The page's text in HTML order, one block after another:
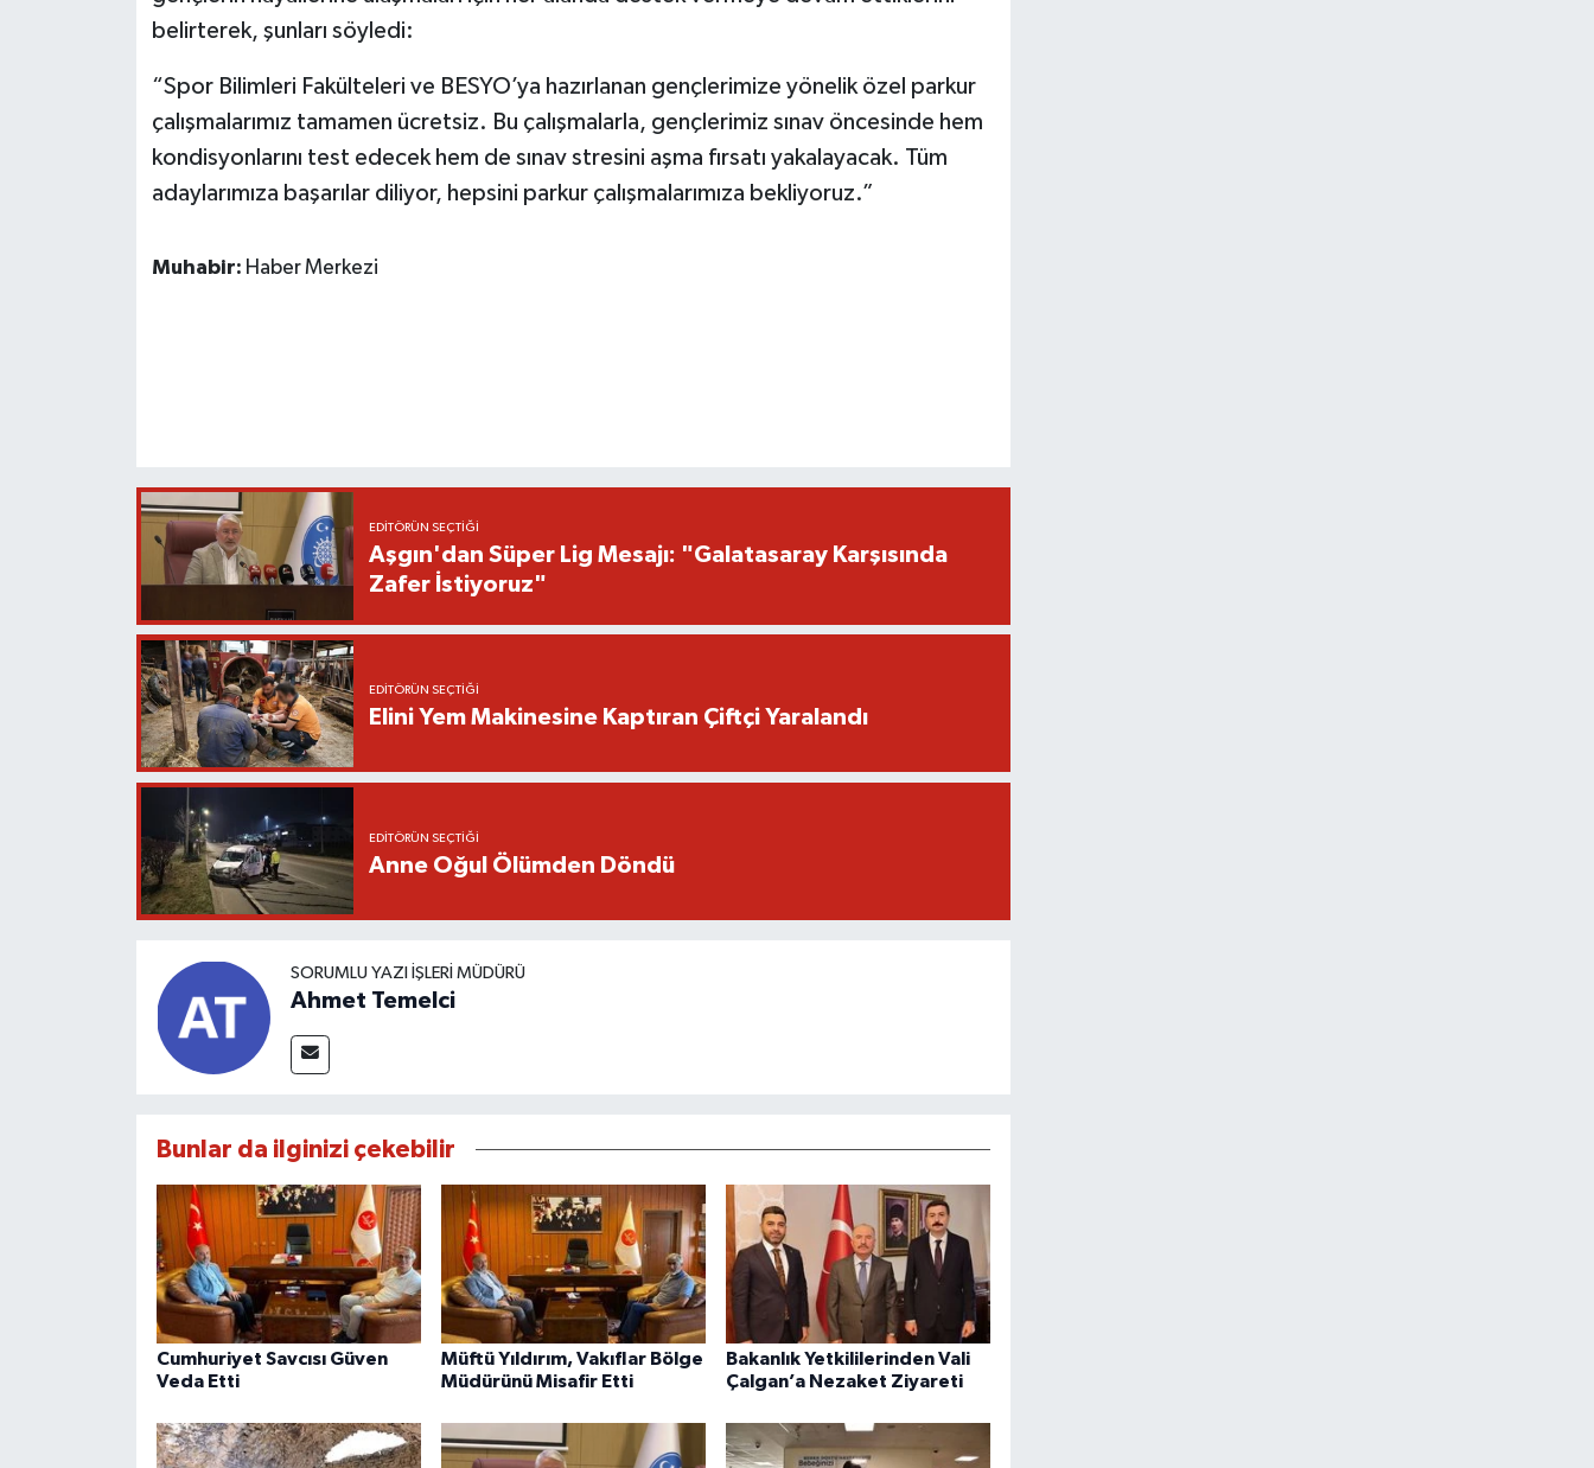
belirterek, şunları söyledi:
“Spor Bilimleri Fakülteleri ve BESYO’ya hazırlanan gençlerimize yönelik özel parkur
çalışmalarımız tamamen ücretsiz. Bu çalışmalarla, gençlerimiz sınav öncesinde hem
kondisyonlarını test edecek hem de sınav stresini aşma fırsatı yakalayacak. Tüm
adaylarımıza başarılar diliyor, hepsini parkur çalışmalarımıza bekliyoruz.”
Muhabir: Haber Merkezi
EDITÖRÜN SEÇTIĞI
Aşgın'dan Süper Lig Mesajı: "Galatasaray Karşısında
Zafer İstiyoruz"
EDITÖRÜN SEÇTIĞI
Elini Yem Makinesine Kaptıran Çiftçi Yaralandı
EDITÖRÜN SEÇTIĞI
Anne Oğul Ölümden Döndü
SORUMLU YAZI İŞLERI MÜDÜRÜ
Ahmet Temelci
Bunlar da ilginizi çekebilir
Cumhuriyet Savcısı Güven
Veda Etti
Müftü Yıldırım, Vakıflar Bölge
Müdürünü Misafir Etti
Bakanlık Yetkililerinden Vali
Çalgan’a Nezaket Ziyareti